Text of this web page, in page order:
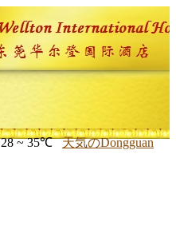
28 ~ 35℃ 天気のDongguan